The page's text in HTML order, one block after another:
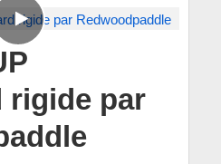
rigide par